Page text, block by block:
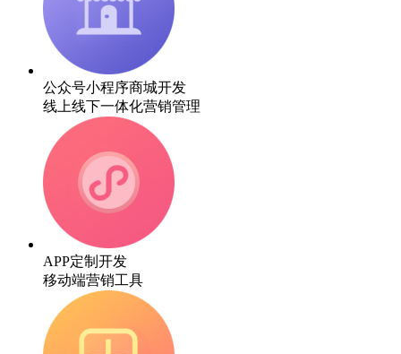
公众号小程序商城开发
线上线下一体化营销管理
APP定制开发
移动端营销工具